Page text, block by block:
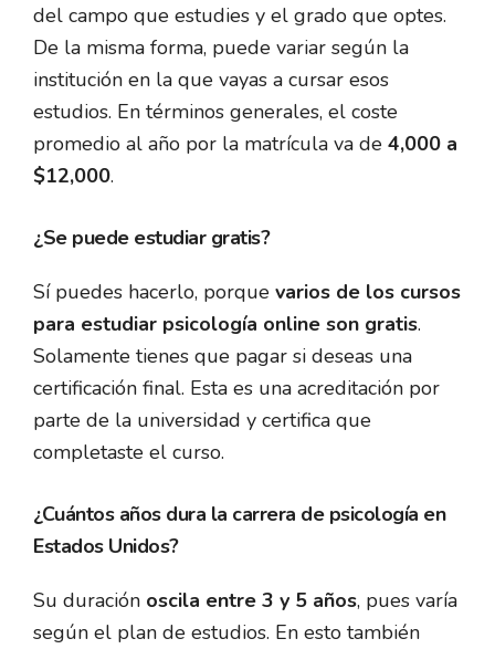
del campo que estudies y el grado que optes.
De la misma forma, puede variar según la
institución en la que vayas a cursar esos
estudios. En términos generales, el coste
promedio al año por la matrícula va de 4,000 a
$12,000.
¿Se puede estudiar gratis?
Sí puedes hacerlo, porque varios de los cursos
para estudiar psicología online son gratis.
Solamente tienes que pagar si deseas una
certificación final. Esta es una acreditación por
parte de la universidad y certifica que
completaste el curso.
¿Cuántos años dura la carrera de psicología en
Estados Unidos?
Su duración oscila entre 3 y 5 años, pues varía
según el plan de estudios. En esto también